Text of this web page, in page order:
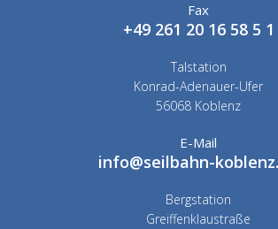
Fax
+49 261 20 16 58 5 1
Talstation
Konrad-Adenauer-Ufer
56068 Koblenz
E-Mail
info@seilbahn-
Bergstation
Greiffenklaustraße